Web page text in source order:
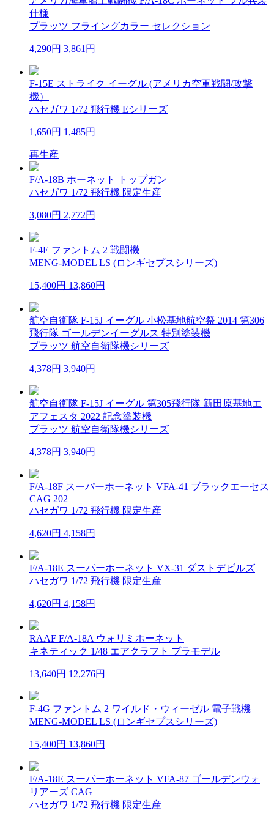
仕様
プラッツ フライングカラー セレクション
4,290円 3,861円
F-15E ストライク イーグル (アメリカ空軍戦闘/攻撃
機）
ハセガワ 1/72 飛行機 Eシリーズ
1,650円 1,485円
再生産
F/A-18B ホーネット トップガン
ハセガワ 1/72 飛行機 限定生産
3,080円 2,772円
F-4E ファントム 2 戦闘機
MENG-MODEL LS (ロンギセプスシリーズ)
15,400円 13,860円
航空自衛隊 F-15J イーグル 小松基地航空祭 2014 第306
飛行隊 ゴールデンイーグルス 特別塗装機
プラッツ 航空自衛隊機シリーズ
4,378円 3,940円
航空自衛隊 F-15J イーグル 第305飛行隊 新田原基地エ
アフェスタ 2022 記念塗装機
プラッツ 航空自衛隊機シリーズ
4,378円 3,940円
F/A-18F スーパーホーネット VFA-41 ブラックエーセス
CAG 202
ハセガワ 1/72 飛行機 限定生産
4,620円 4,158円
F/A-18E スーパーホーネット VX-31 ダストデビルズ
ハセガワ 1/72 飛行機 限定生産
4,620円 4,158円
RAAF F/A-18A ウォリミホーネット
キネティック 1/48 エアクラフト プラモデル
13,640円 12,276円
F-4G ファントム 2 ワイルド・ウィーゼル 電子戦機
MENG-MODEL LS (ロンギセプスシリーズ)
15,400円 13,860円
F/A-18E スーパーホーネット VFA-87 ゴールデンウォ
リアーズ CAG
ハセガワ 1/72 飛行機 限定生産